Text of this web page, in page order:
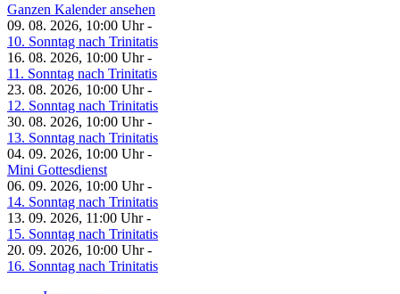
Ganzen Kalender ansehen
09. 08. 2026, 10:00 Uhr -
10. Sonntag nach Trinitatis
16. 08. 2026, 10:00 Uhr -
11. Sonntag nach Trinitatis
23. 08. 2026, 10:00 Uhr -
12. Sonntag nach Trinitatis
30. 08. 2026, 10:00 Uhr -
13. Sonntag nach Trinitatis
04. 09. 2026, 10:00 Uhr -
Mini Gottesdienst
06. 09. 2026, 10:00 Uhr -
14. Sonntag nach Trinitatis
13. 09. 2026, 11:00 Uhr -
15. Sonntag nach Trinitatis
20. 09. 2026, 10:00 Uhr -
16. Sonntag nach Trinitatis